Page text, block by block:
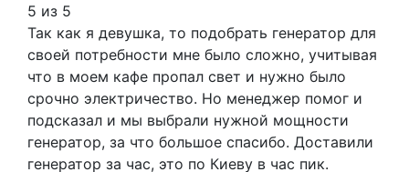
5 из 5
Так как я девушка, то подобрать генератор для
своей потребности мне было сложно, учитывая
что в моем кафе пропал свет и нужно было
срочно электричество. Но менеджер помог и
подсказал и мы выбрали нужной мощности
генератор, за что большое спасибо. Доставили
генератор за час, это по Киеву в час пик.